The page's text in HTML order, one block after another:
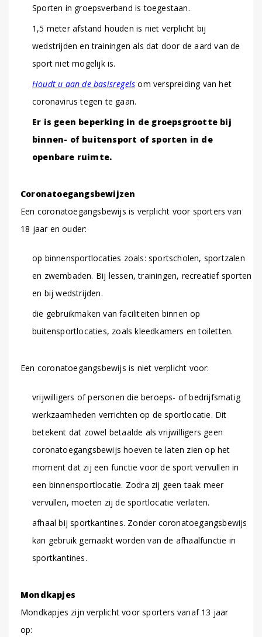
Sporten in groepsverband is toegestaan.
1,5 meter afstand houden is niet verplicht bij
wedstrijden en trainingen als dat door de aard van de
sport niet mogelijk is.
Houdt u aan de basisregels om verspreiding van het
coronavirus tegen te gaan.
Er is geen beperking in de groepsgrootte bij
binnen- of buitensport of sporten in de
openbare ruimte.
Coronatoegangsbewijzen
Een coronatoegangsbewijs is verplicht voor sporters van
18 jaar en ouder:
op binnensportlocaties zoals: sportscholen, sportzalen
en zwembaden. Bij lessen, trainingen, recreatief sporten
en bij wedstrijden.
die gebruikmaken van faciliteiten binnen op
buitensportlocaties, zoals kleedkamers en toiletten.
Een coronatoegangsbewijs is niet verplicht voor:
vrijwilligers of personen die beroeps- of bedrijfsmatig
werkzaamheden verrichten op de sportlocatie. Dit
betekent dat zowel betaalde als vrijwilligers geen
coronatoegangsbewijs hoeven te laten zien op het
moment dat zij een functie voor de sport vervullen in
een binnensportlocatie. Zodra zij geen taak meer
vervullen, moeten zij de sportlocatie verlaten.
afhaal bij sportkantines. Zonder coronatoegangsbewijs
kan gebruik gemaakt worden van de afhaalfunctie in
sportkantines.
Mondkapjes
Mondkapjes zijn verplicht voor sporters vanaf 13 jaar
op: